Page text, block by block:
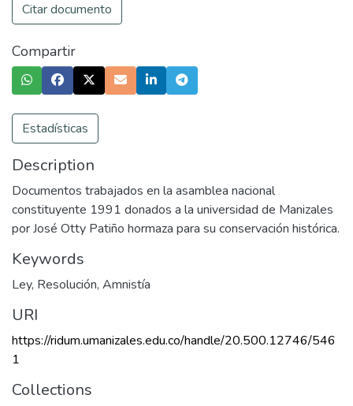
Citar documento
Compartir
Estadísticas
Description
Documentos trabajados en la asamblea nacional
constituyente 1991 donados a la universidad de Manizales
por José Otty Patiño hormaza para su conservación histórica.
Keywords
Ley, Resolución, Amnistía
URI
https://ridum.umanizales.edu.co/handle/20.500.12746/546
1
Collections